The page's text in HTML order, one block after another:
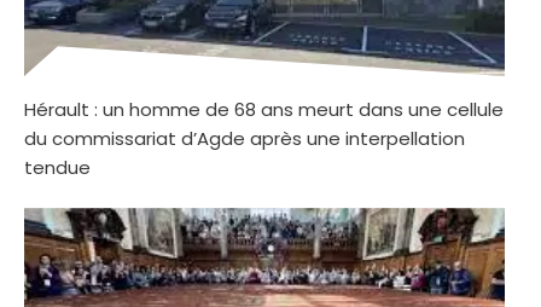
Hérault : un homme de 68 ans meurt dans une cellule
du commissariat d’Agde après une interpellation
tendue